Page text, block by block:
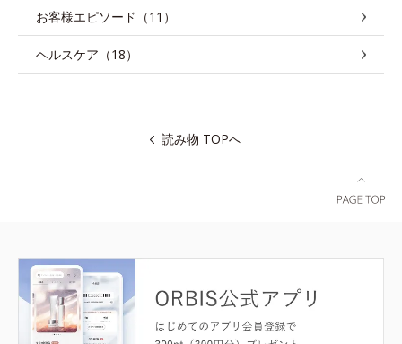
お客様エピソード（11）
ヘルスケア（18）
読み物 TOPへ